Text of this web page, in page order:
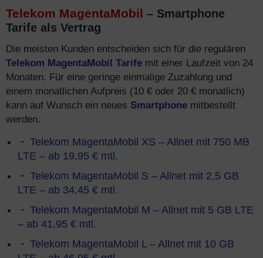
Telekom MagentaMobil – Smartphone
Tarife als Vertrag
Die meisten Kunden entscheiden sich für die regulären
Telekom MagentaMobil Tarife mit einer Laufzeit von 24
Monaten. Für eine geringe einmalige Zuzahlung und
einem monatlichen Aufpreis (10 € oder 20 € monatlich)
kann auf Wunsch ein neues Smartphone mitbestellt
werden.
Telekom MagentaMobil XS – Allnet mit 750 MB
LTE – ab 19,95 € mtl.
Telekom MagentaMobil S – Allnet mit 2,5 GB
LTE – ab 34,45 € mtl.
Telekom MagentaMobil M – Allnet mit 5 GB LTE
– ab 41,95 € mtl.
Telekom MagentaMobil L – Allnet mit 10 GB